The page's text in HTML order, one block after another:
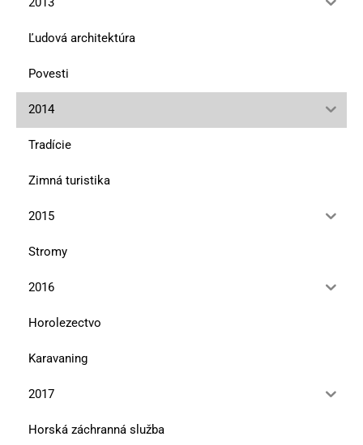
Ľudová architektúra
Povesti
2014
Tradície
Zimná turistika
2015
Stromy
2016
Horolezectvo
Karavaning
2017
Horská záchranná služba